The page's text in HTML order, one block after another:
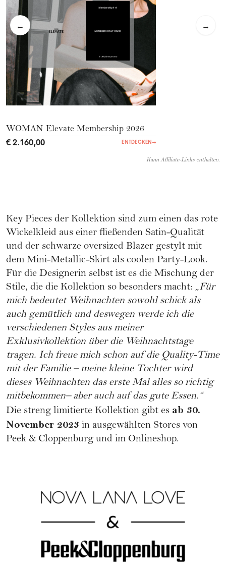
← →
WOMAN Elevate Membership 2026
€ 2.160,00 ENTDECKEN →
Kann Affiliate-Links enthalten.
Key Pieces der Kollektion sind zum einen das rote
Wickelkleid aus einer fließenden Satin-Qualität
und der schwarze oversized Blazer gestylt mit
dem Mini-Metallic-Skirt als coolen Party-Look.
Für die Designerin selbst ist es die Mischung der
Stile, die die Kollektion so besonders macht: „Für
mich bedeutet Weihnachten sowohl schick als
auch gemütlich und deswegen werde ich die
verschiedenen Styles aus meiner
Exklusivkollektion über die Weihnachtstage
tragen. Ich freue mich schon auf die Quality-Time
mit der Familie – meine kleine Tochter wird
dieses Weihnachten das erste Mal alles so richtig
mitbekommen– aber auch auf das gute Essen.“
Die streng limitierte Kollektion gibt es ab 30.
November 2023 in ausgewählten Stores von
Peek & Cloppenburg und im Onlineshop.